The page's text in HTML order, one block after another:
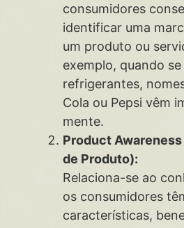
consumidores
identificar uma
um produto ou
exemplo, quando
refrigerantes,
Cola ou Pepsi vêm
mente.
Product
de Produto):
Relaciona-se ao
os consumidores
características,